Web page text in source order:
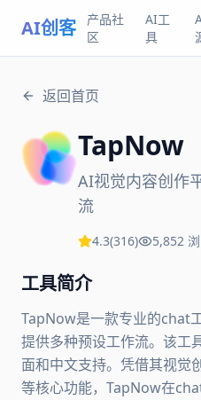
AI创客
产品社
区
AI工
具
返回首页
TapNow
AI视觉内容创作
流
4.3(316) 5,852
工具简介
TapNow是一款专业的chat
提供多种预设工作流。该工
面和中文支持。凭借其视觉
等核心功能，TapNow在